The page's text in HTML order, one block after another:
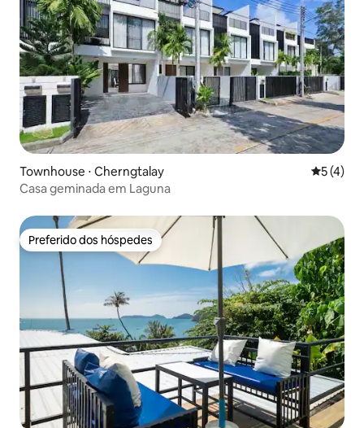
Townhouse ⋅ Cherngtalay 5 de
5 (4)
Casa geminada em Laguna
Preferido dos hóspedes
Preferido dos hóspedes